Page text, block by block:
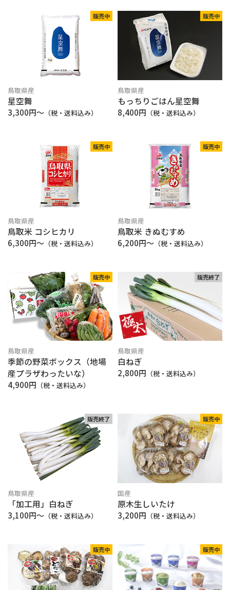
販売中
鳥取県産
星空舞
3,300円〜 （税・送料込み）
販売中
鳥取県産
もっちりごはん星空舞
8,400円 （税・送料込み）
販売中
鳥取県産
鳥取米 コシヒカリ
6,300円〜 （税・送料込み）
販売中
鳥取県産
鳥取米 きぬむすめ
6,200円〜 （税・送料込み）
販売中
鳥取県産
季節の野菜ボックス（地場
産プラザわったいな）
4,900円 （税・送料込み）
販売終了
鳥取県産
白ねぎ
2,800円 （税・送料込み）
販売終了
鳥取県産
「加工用」白ねぎ
3,100円〜 （税・送料込み）
販売中
国産
原木生しいたけ
3,200円 （税・送料込み）
販売中 販売中